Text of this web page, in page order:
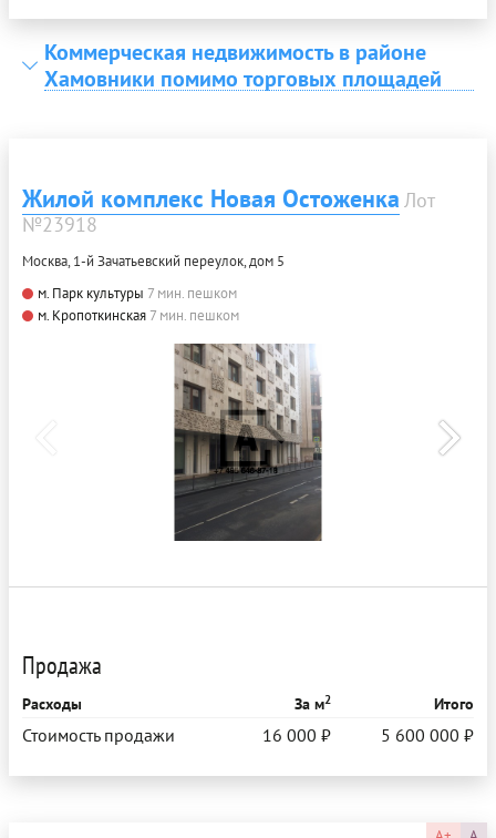
Коммерческая недвижимость в районе
Хамовники помимо торговых площадей
Жилой комплекс Новая Остоженка Лот
№23918
Москва, 1-й Зачатьевский переулок, дом 5
м. Парк культуры 7 мин. пешком
м. Кропоткинская 7 мин. пешком
Продажа
Расходы За м2 Итого
Стоимость продажи 16 000 ₽ 5 600 000 ₽